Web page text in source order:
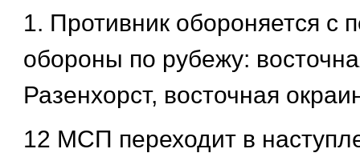
1. Противник обороняется с
обороны по рубежу:
Разенхорст, восточная
12 МСП переходит в